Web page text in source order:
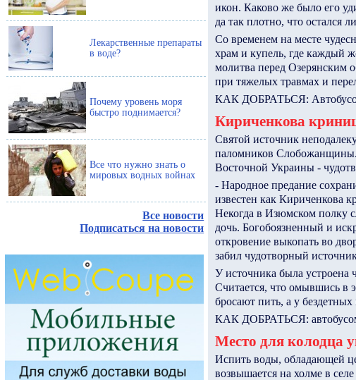
Лекарственные препараты
в воде?
Почему уровень моря
быстро поднимается?
Все что нужно знать о
мировых водных войнах
Все новости
Подписаться на новости
икон. Каково же было его
да так плотно, что остался
Со временем на месте
храм и купель, где каждый
молитва перед Озерянским
при тяжелых травмах и
КАК ДОБРАТЬСЯ:
Кириченкова
Святой источник
паломников Слобожанщины.
Восточной Украины -
- Народное предание
известен как Кириченкова
Некогда в Изюмском полку
дочь. Богобоязненный и
откровение выкопать во
забил чудотворный
У источника была устроена
Считается, что омывшись в
бросают пить, а у
КАК ДОБРАТЬСЯ: автобусом
Место для колодца
Испить воды, обладающей
возвышается на холме в